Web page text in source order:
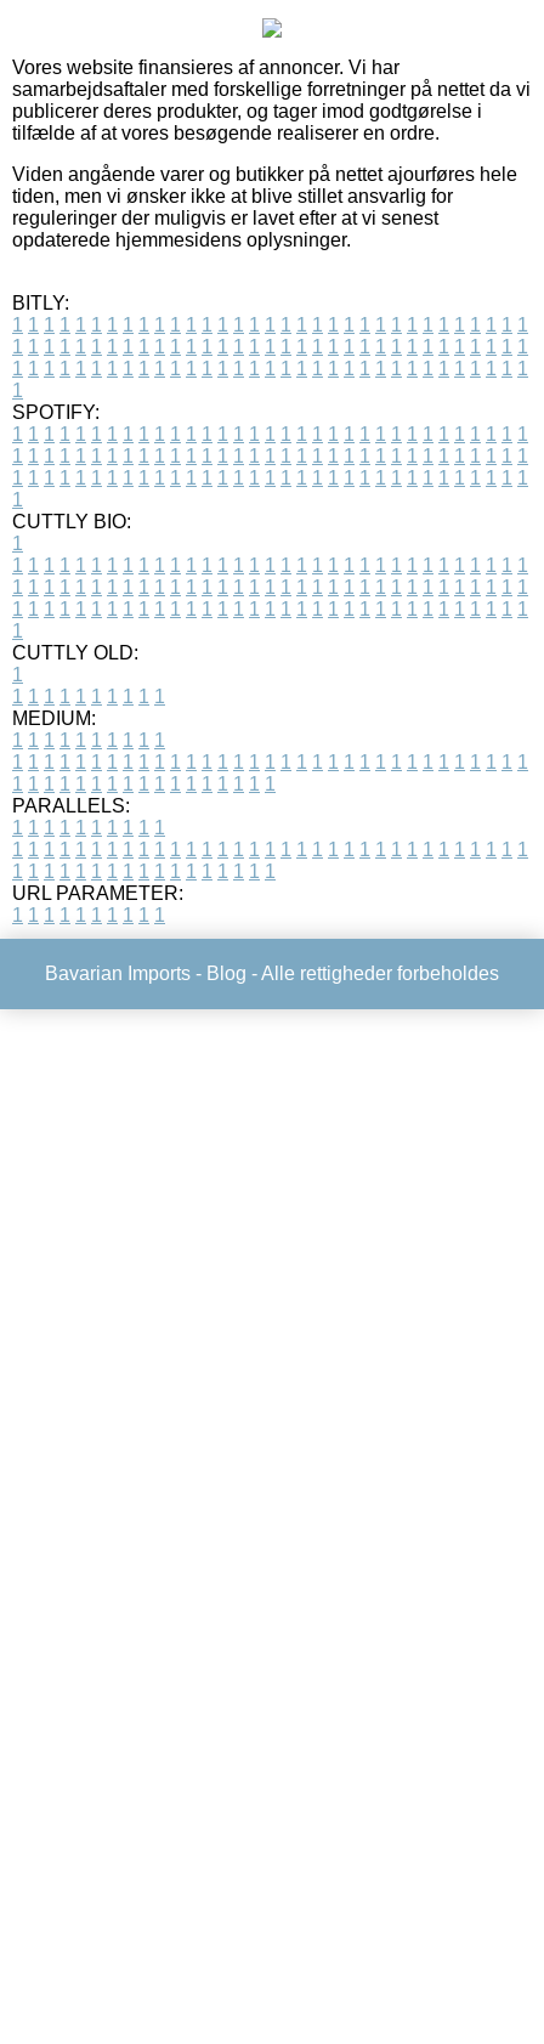
Vores website finansieres af annoncer. Vi har
samarbejdsaftaler med forskellige forretninger på nettet da vi
publicerer deres produkter, og tager imod godtgørelse i
tilfælde af at vores besøgende realiserer en ordre.
Viden angående varer og butikker på nettet ajourføres hele
tiden, men vi ønsker ikke at blive stillet ansvarlig for
reguleringer der muligvis er lavet efter at vi senest
opdaterede hjemmesidens oplysninger.
BITLY:
1 1 1 1 1 1 1 1 1 1 1 1 1 1 1 1 1 1 1 1 1 1 1 1 1 1 1 1 1 1 1 1 1
1 1 1 1 1 1 1 1 1 1 1 1 1 1 1 1 1 1 1 1 1 1 1 1 1 1 1 1 1 1 1 1 1
1 1 1 1 1 1 1 1 1 1 1 1 1 1 1 1 1 1 1 1 1 1 1 1 1 1 1 1 1 1 1 1 1
1
SPOTIFY:
1 1 1 1 1 1 1 1 1 1 1 1 1 1 1 1 1 1 1 1 1 1 1 1 1 1 1 1 1 1 1 1 1
1 1 1 1 1 1 1 1 1 1 1 1 1 1 1 1 1 1 1 1 1 1 1 1 1 1 1 1 1 1 1 1 1
1 1 1 1 1 1 1 1 1 1 1 1 1 1 1 1 1 1 1 1 1 1 1 1 1 1 1 1 1 1 1 1 1
1
CUTTLY BIO:
1
1 1 1 1 1 1 1 1 1 1 1 1 1 1 1 1 1 1 1 1 1 1 1 1 1 1 1 1 1 1 1 1 1
1 1 1 1 1 1 1 1 1 1 1 1 1 1 1 1 1 1 1 1 1 1 1 1 1 1 1 1 1 1 1 1 1
1 1 1 1 1 1 1 1 1 1 1 1 1 1 1 1 1 1 1 1 1 1 1 1 1 1 1 1 1 1 1 1 1
1
CUTTLY OLD:
1
1 1 1 1 1 1 1 1 1 1
MEDIUM:
1 1 1 1 1 1 1 1 1 1
1 1 1 1 1 1 1 1 1 1 1 1 1 1 1 1 1 1 1 1 1 1 1 1 1 1 1 1 1 1 1 1 1
1 1 1 1 1 1 1 1 1 1 1 1 1 1 1 1 1
PARALLELS:
1 1 1 1 1 1 1 1 1 1
1 1 1 1 1 1 1 1 1 1 1 1 1 1 1 1 1 1 1 1 1 1 1 1 1 1 1 1 1 1 1 1 1
1 1 1 1 1 1 1 1 1 1 1 1 1 1 1 1 1
URL PARAMETER:
1 1 1 1 1 1 1 1 1 1
Bavarian Imports - Blog - Alle rettigheder forbeholdes